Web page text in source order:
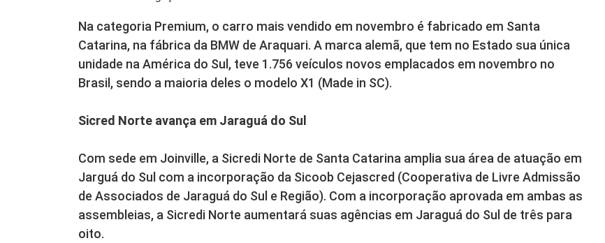
Na categoria Premium, o carro mais vendido em novembro é fabricado em Santa
Catarina, na fábrica da BMW de Araquari. A marca alemã, que tem no Estado sua única
unidade na América do Sul, teve 1.756 veículos novos emplacados em novembro no
Brasil, sendo a maioria deles o modelo X1 (Made in SC).
Sicred Norte avança em Jaraguá do Sul
Com sede em Joinville, a Sicredi Norte de Santa Catarina amplia sua área de atuação em
Jarguá do Sul com a incorporação da Sicoob Cejascred (Cooperativa de Livre Admissão
de Associados de Jaraguá do Sul e Região). Com a incorporação aprovada em ambas as
assembleias, a Sicredi Norte aumentará suas agências em Jaraguá do Sul de três para
oito.